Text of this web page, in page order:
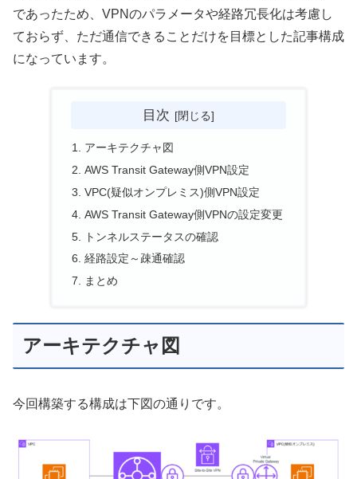
であったため、VPNのパラメータや経路冗長化は考慮し
ておらず、ただ通信できることだけを目標とした記事構成
になっています。
目次
アーキテクチャ図
AWS Transit Gateway側VPN設定
VPC(疑似オンプレミス)側VPN設定
AWS Transit Gateway側VPNの設定変更
トンネルステータスの確認
経路設定～疎通確認
まとめ
アーキテクチャ図
今回構築する構成は下図の通りです。